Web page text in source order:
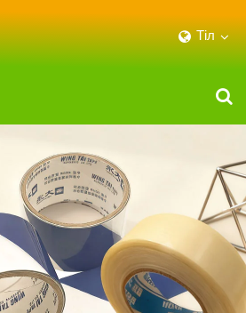
Тіл